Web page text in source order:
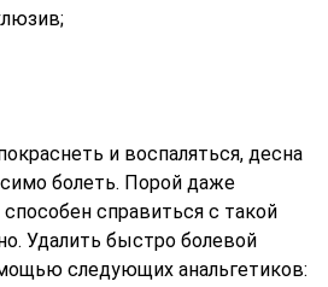
и воспаляться, десна
болеть. Порой даже
справиться с такой
Удалить быстро болевой
следующих анальгетиков: